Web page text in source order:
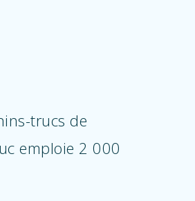
trucs de
emploie 2 000